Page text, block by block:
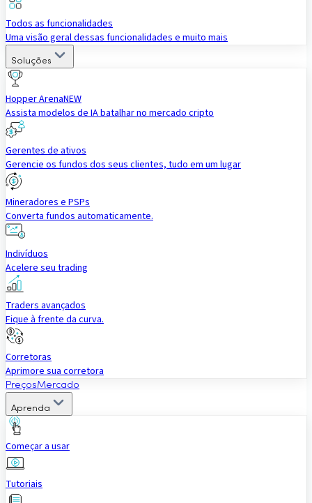
Todos as funcionalidades
Uma visão geral dessas funcionalidades e muito mais
Soluções
Hopper ArenaNEW
Assista modelos de IA batalhar no mercado cripto
Gerentes de ativos
Gerencie os fundos dos seus clientes, tudo em um lugar
Mineradores e PSPs
Converta fundos automaticamente.
Indivíduos
Acelere seu trading
Traders avançados
Fique à frente da curva.
Corretoras
Aprimore sua corretora
PreçosMercado
Aprenda
Começar a usar
Tutoriais